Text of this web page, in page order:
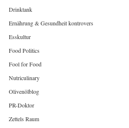
Drinktank
Ernährung & Gesundheit kontrovers
Esskultur
Food Politics
Fool for Food
Nutriculinary
Olivenölblog
PR-Doktor
Zettels Raum